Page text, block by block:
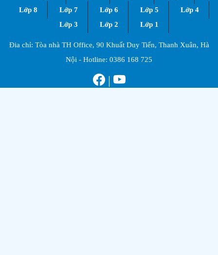
Lớp 8
Lớp 7 Lớp 6 Lớp 5
Lớp 4
Lớp 3
Lớp 2 Lớp 1
Đia chỉ: Tòa nhà TH Office, 90 Khuất Duy Tiến, Thanh Xuân, Hà
Nội - Hotline: 0386 168 725
|